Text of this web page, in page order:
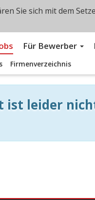
Für Bewerber
Firmenverzeichnis
ist leider
Sie sich mit dem